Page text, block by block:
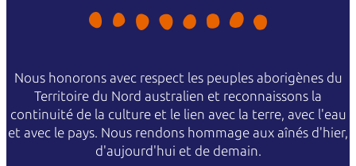
Nous honorons avec respect les peuples aborigènes du
Territoire du Nord australien et reconnaissons la
continuité de la culture et le lien avec la terre, avec l'eau
et avec le pays. Nous rendons hommage aux aînés d'hier,
d'aujourd'hui et de demain.